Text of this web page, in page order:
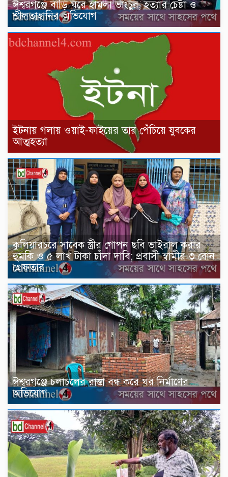
ঈশ্বরগঞ্জে বাড়ি ঘরে হামলা ভাংচুর, হত্যার চেষ্টা ও
শ্লীলতাহানির অভিযোগ
ইটনায় গলায় ওয়াই-ফাইয়ের তার পেঁচিয়ে যুবকের
আত্মহত্যা
কুলিয়ারচরে সাবেক স্ত্রীর গোপন ছবি ভাইরাল করার
হুমকি ও ৫ লাখ টাকা চাঁদা দাবি; প্রবাসী স্বামীর ৩ বোন
গ্রেফতার
ঈশ্বরগঞ্জে চলাচলের রাস্তা বন্ধ করে ঘর নির্মাণের
অভিযোগ